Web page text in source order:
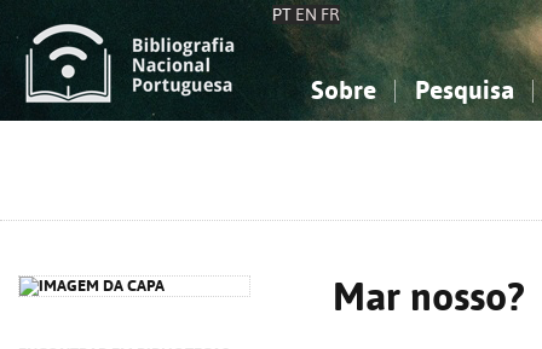
PT EN FR
Sobre Pesquisa
Mar nosso?